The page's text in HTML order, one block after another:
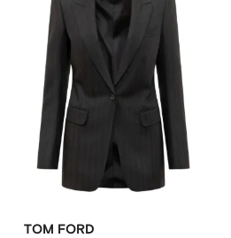
TOM FORD